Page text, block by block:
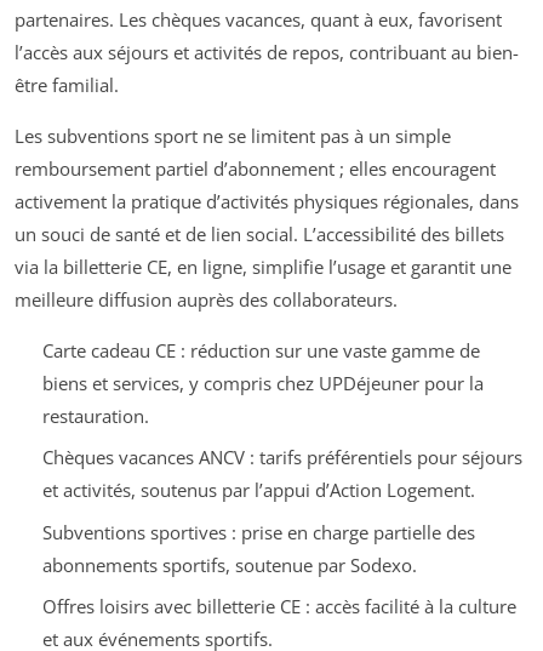
partenaires. Les chèques vacances, quant à eux, favorisent
l’accès aux séjours et activités de repos, contribuant au bien-
être familial.
Les subventions sport ne se limitent pas à un simple
remboursement partiel d’abonnement ; elles encouragent
activement la pratique d’activités physiques régionales, dans
un souci de santé et de lien social. L’accessibilité des billets
via la billetterie CE, en ligne, simplifie l’usage et garantit une
meilleure diffusion auprès des collaborateurs.
Carte cadeau CE : réduction sur une vaste gamme de
biens et services, y compris chez UPDéjeuner pour la
restauration.
Chèques vacances ANCV : tarifs préférentiels pour séjours
et activités, soutenus par l’appui d’Action Logement.
Subventions sportives : prise en charge partielle des
abonnements sportifs, soutenue par Sodexo.
Offres loisirs avec billetterie CE : accès facilité à la culture
et aux événements sportifs.